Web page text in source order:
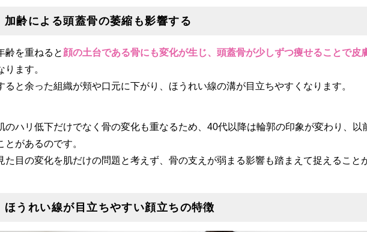
加齢による頭蓋骨の萎縮も影響する
齢を重ねると 顔の土台である骨にも変化が生じ、頭蓋骨が少しずつ痩せることで皮
ります。
ると余った組織が頬や口元に下がり、ほうれい線の溝が目立ちやすくなります。
のハリ低下だけでなく骨の変化も重なるため、40代以降は輪郭の印象が変わり、以
とがあるのです。
た目の変化を肌だけの問題と考えず、骨の支えが弱まる影響も踏まえて捉えること
ほうれい線が目立ちやすい顔立ちの特徴